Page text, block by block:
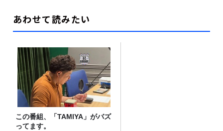
あわせて読みたい
この番組、「TAMIYA」がバズ
ってます。